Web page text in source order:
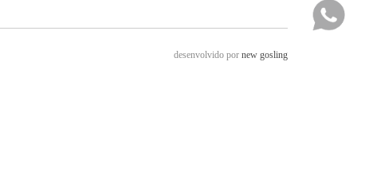
desenvolvido por new gosling